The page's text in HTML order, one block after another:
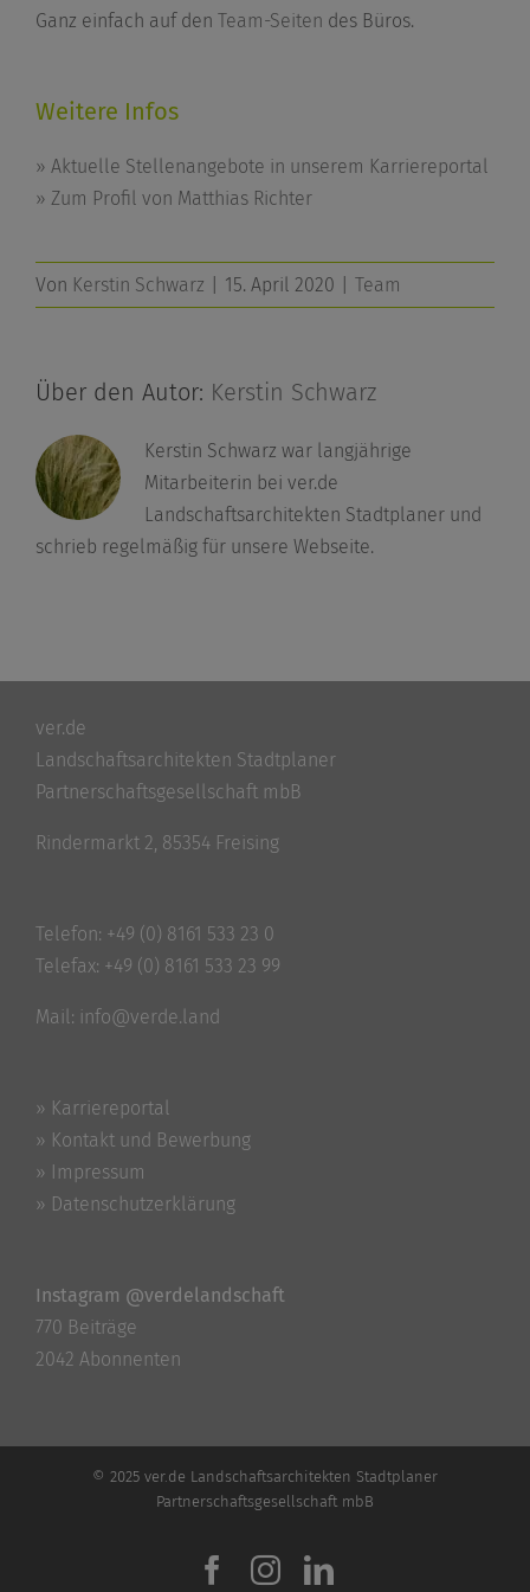
Ganz einfach auf den Team-Seiten des Büros.
Weitere Infos
» Aktuelle Stellenangebote in unserem Karriereportal
» Zum Profil von Matthias Richter
Von Kerstin Schwarz 15. April 2020 Team
Über den Autor: Kerstin Schwarz
Kerstin Schwarz war langjährige
Mitarbeiterin bei ver.de
Landschaftsarchitekten Stadtplaner und
schrieb regelmäßig für unsere Webseite.
ver.de
Landschaftsarchitekten Stadtplaner
Partnerschaftsgesellschaft mbB
Rindermarkt 2, 85354 Freising
Telefon: +49 (0) 8161 533 23 0
Telefax: +49 (0) 8161 533 23 99
Mail: info@verde.land
» Karriereportal
» Kontakt und Bewerbung
» Impressum
» Datenschutzerklärung
Instagram @verdelandschaft
770 Beiträge
2042 Abonnenten
© 2025 ver.de Landschaftsarchitekten Stadtplaner
Partnerschaftsgesellschaft mbB
Facebook
Instagram
LinkedIn